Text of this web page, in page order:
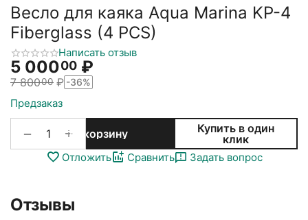
Весло для каяка Aqua Marina KP-4
Fiberglass (4 PCS)
Написать отзыв
5 00000 ₽
7 80000 ₽ -36%
Предзаказ
+
− В корзину
Купить в один
клик
Отложить Сравнить Задать вопрос
Отзывы